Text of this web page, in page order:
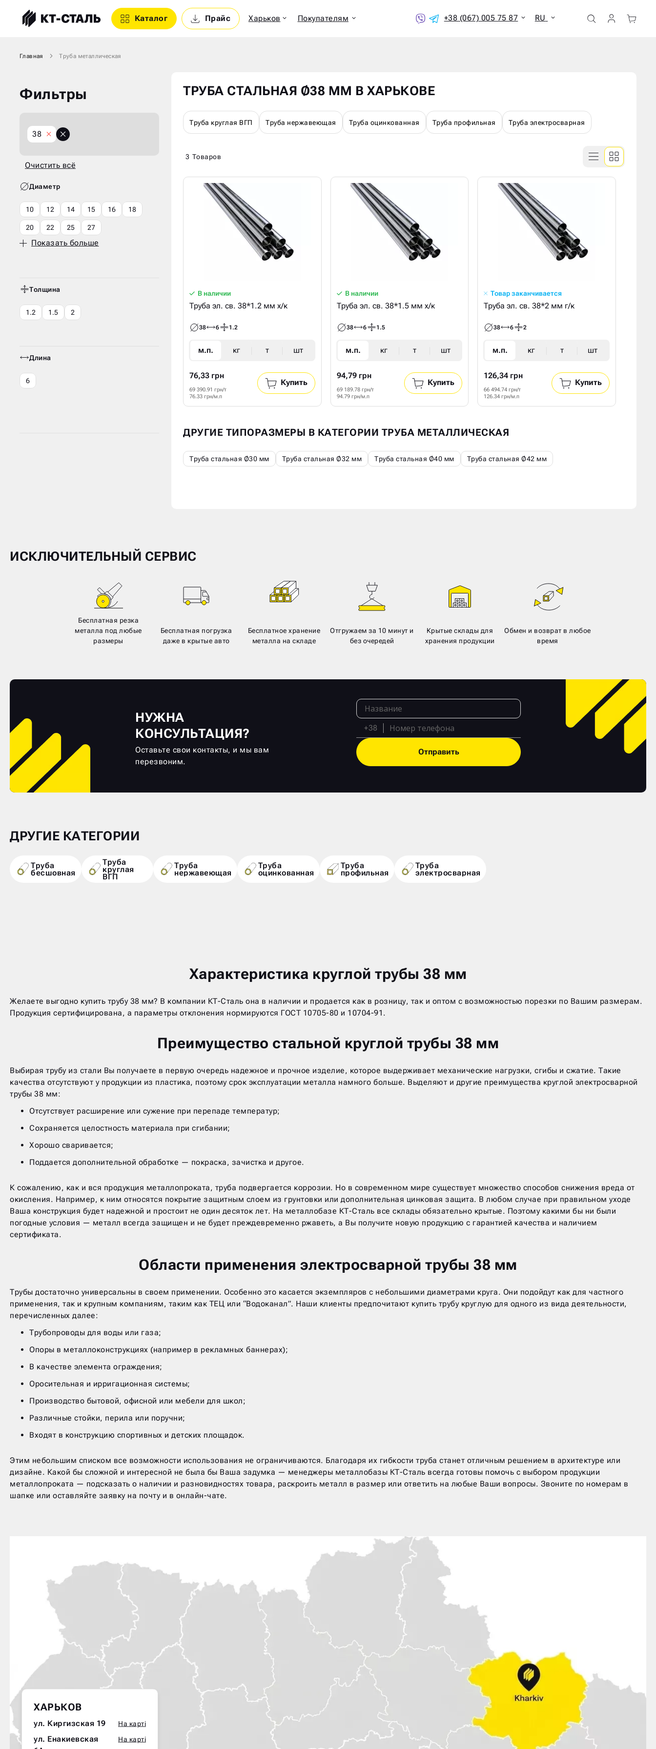
+38 (067) 005 75 87 RU
Каталог Прайс Харьков Покупателям
Главная Труба металлическая
Фильтры
38 X
Очистить
Очистить всё
Диаметр
10 12 14 15 16 18
20 22 25 27
Показать больше
Толщина
1.2 1.5 2
Длина
6
ТРУБА СТАЛЬНАЯ Ø38 ММ В ХАРЬКОВЕ
Труба круглая ВГП Труба нержавеющая Труба оцинкованная Труба профильная Труба электросварная
3 Товаров
В наличии
Труба эл. св. 38*1.2 мм х/к
38 6 1.2
м.п. кг т шт
76,33 грн
69 390.91 грн/т
76.33 грн/м.п
Купить
В наличии
Труба эл. св. 38*1.5 мм х/к
38 6 1.5
м.п. кг т шт
94,79 грн
69 189.78 грн/т
94.79 грн/м.п
Купить
Товар заканчивается
Труба эл. св. 38*2 мм г/к
38 6 2
м.п. кг т шт
126,34 грн
66 494.74 грн/т
126.34 грн/м.п
Купить
ДРУГИЕ ТИПОРАЗМЕРЫ В КАТЕГОРИИ ТРУБА МЕТАЛЛИЧЕСКАЯ
Труба стальная Ø30 мм Труба стальная Ø32 мм Труба стальная Ø40 мм Труба стальная Ø42 мм
ИСКЛЮЧИТЕЛЬНЫЙ СЕРВИС
Бесплатная резка
металла под любые
размеры
Бесплатная погрузка
даже в крытые авто
Бесплатное хранение
металла на складе
Отгружаем за 10 минут и
без очередей
Крытые склады для
хранения продукции
Обмен и возврат в любое
время
НУЖНА
КОНСУЛЬТАЦИЯ?
Оставьте свои контакты, и мы вам
перезвоним.
+38
Отправить
ДРУГИЕ КАТЕГОРИИ
Труба
бесшовная
Труба
круглая
ВГП
Труба
нержавеющая
Труба
оцинкованная
Труба
профильная
Труба
электросварная
Характеристика круглой трубы 38 мм
Желаете выгодно купить трубу 38 мм? В компании КТ-Сталь она в наличии и продается как в розницу, так и оптом с возможностью порезки по Вашим размерам.
Продукция сертифицирована, а параметры отклонения нормируются ГОСТ 10705-80 и 10704-91.
Преимущество стальной круглой трубы 38 мм
Выбирая трубу из стали Вы получаете в первую очередь надежное и прочное изделие, которое выдерживает механические нагрузки, сгибы и сжатие. Такие
качества отсутствуют у продукции из пластика, поэтому срок эксплуатации металла намного больше. Выделяют и другие преимущества круглой электросварной
трубы 38 мм:
Отсутствует расширение или сужение при перепаде температур;
Сохраняется целостность материала при сгибании;
Хорошо сваривается;
Поддается дополнительной обработке — покраска, зачистка и другое.
К сожалению, как и вся продукция металлопроката, труба подвергается коррозии. Но в современном мире существует множество способов снижения вреда от
окисления. Например, к ним относятся покрытие защитным слоем из грунтовки или дополнительная цинковая защита. В любом случае при правильном уходе
Ваша конструкция будет надежной и простоит не один десяток лет. На металлобазе КТ-Сталь все склады обязательно крытые. Поэтому какими бы ни были
погодные условия — металл всегда защищен и не будет преждевременно ржаветь, а Вы получите новую продукцию с гарантией качества и наличием
сертификата.
Области применения электросварной трубы 38 мм
Трубы достаточно универсальны в своем применении. Особенно это касается экземпляров с небольшими диаметрами круга. Они подойдут как для частного
применения, так и крупным компаниям, таким как ТЕЦ или “Водоканал”. Наши клиенты предпочитают купить трубу круглую для одного из вида деятельности,
перечисленных далее:
Трубопроводы для воды или газа;
Опоры в металлоконструкциях (например в рекламных баннерах);
В качестве элемента ограждения;
Оросительная и ирригационная системы;
Производство бытовой, офисной или мебели для школ;
Различные стойки, перила или поручни;
Входят в конструкцию спортивных и детских площадок.
Этим небольшим списком все возможности использования не ограничиваются. Благодаря их гибкости труба станет отличным решением в архитектуре или
дизайне. Какой бы сложной и интересной не была бы Ваша задумка — менеджеры металлобазы КТ-Сталь всегда готовы помочь с выбором продукции
металлопроката — подсказать о наличии и разновидностях товара, раскроить металл в размер или ответить на любые Ваши вопросы. Звоните по номерам в
шапке или оставляйте заявку на почту и в онлайн-чате.
ХАРЬКОВ
ул. Киргизская 19 На карті
ул. Енакиевская
На карті